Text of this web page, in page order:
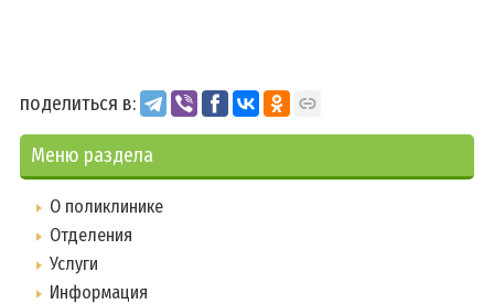
поделиться в:
Меню раздела
О поликлинике
Отделения
Услуги
Информация